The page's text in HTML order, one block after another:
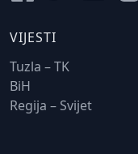
VIJESTI
Tuzla – TK
BiH
Regija – Svijet